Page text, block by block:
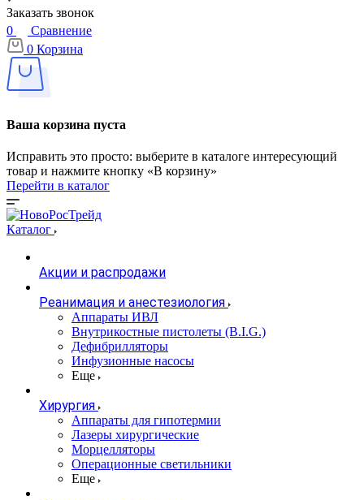
Заказать звонок
0
Сравнение
0 Корзина
Ваша корзина пуста
Исправить это просто: выберите в каталоге интересующий
товар и нажмите кнопку «В корзину»
Перейти в каталог
Каталог
Акции и распродажи
Реанимация и анестезиология
Аппараты ИВЛ
Внутрикостные пистолеты (B.I.G.)
Дефибрилляторы
Инфузионные насосы
Еще
Хирургия
Аппараты для гипотермии
Лазеры хирургические
Морцелляторы
Операционные светильники
Еще